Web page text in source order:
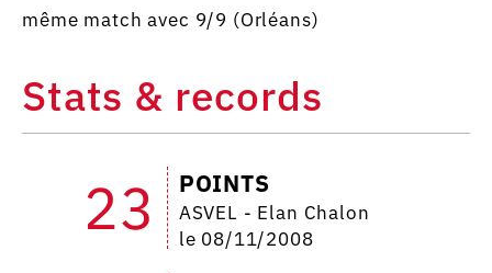
même match avec 9/9 (Orléans)
Stats & records
23 POINTS
ASVEL - Elan Chalon
le 08/11/2008